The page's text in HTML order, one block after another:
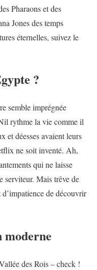
Pharaons et des
Jones des temps
éternelles, suivez le
?
semble imprégnée
rythme la vie comme il
et déesses avaient leurs
ne soit inventé. Ah,
qui ne laisse
serviteur. Mais trêve de
de découvrir
des Rois – check !